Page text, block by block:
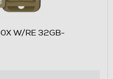
W/RE 32GB-